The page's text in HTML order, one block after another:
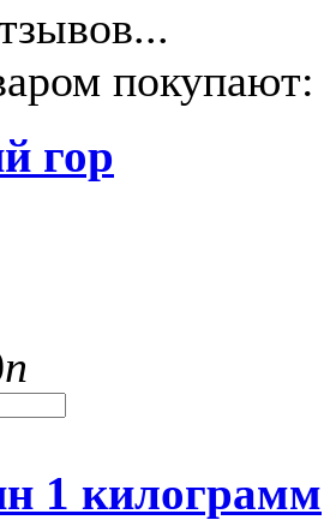
покупают:
гор
п
1 килограмм